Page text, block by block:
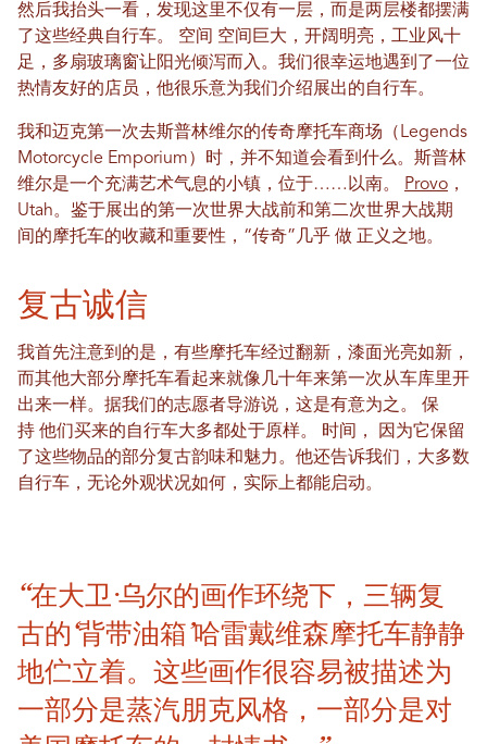
然后我抬头一看，发现这里不仅有一层，而是两层楼都摆满
了这些经典自行车。 空间
空间巨大，开阔明亮，工业风十
足，多扇玻璃窗让阳光倾泻而入。我们很幸运地遇到了一位
热情友好的店员，他很乐意为我们介绍展出的自行车。
我和迈克第一次去斯普林维尔的传奇摩托车商场（Legends
Motorcycle Emporium）时，并不知道会看到什么。斯普林
维尔是一个充满艺术气息的小镇，位于……以南。
Provo ，
Utah。鉴于展出的第一次世界大战前和第二次世界大战期
间的摩托车的收藏和重要性，“传奇”几乎 做 正义之地。
复古诚信
我首先注意到的是，有些摩托车经过翻新，漆面光亮如新，
而其他大部分摩托车看起来就像几十年来第一次从车库里开
出来一样。据我们的志愿者导游说，这是有意为之。 保
持 他们买来的自行车大多都处于原样。 时间，
因为它保留
了这些物品的部分复古韵味和魅力。他还告诉我们，大多数
自行车，无论外观状况如何，实际上都能启动。
“在大卫·乌尔的画作环绕下，三辆复
古的‘背带油箱’哈雷戴维森摩托车静静
地伫立着。这些画作很容易被描述为
一部分是蒸汽朋克风格，一部分是对